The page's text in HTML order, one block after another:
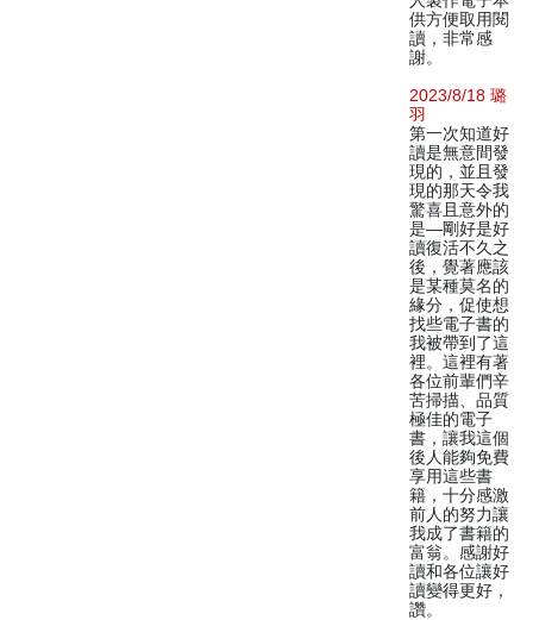
供方便取用閱
讀，非常感
謝。
2023/8/18 璐
羽
第一次知道好
讀是無意間發
現的，並且發
現的那天令我
驚喜且意外的
是—剛好是好
讀復活不久之
後，覺著應該
是某種莫名的
緣分，促使想
找些電子書的
我被帶到了這
裡。這裡有著
各位前輩們辛
苦掃描、品質
極佳的電子
書，讓我這個
後人能夠免費
享用這些書
籍，十分感激
前人的努力讓
我成了書籍的
富翁。感謝好
讀和各位讓好
讀變得更好，
讚。